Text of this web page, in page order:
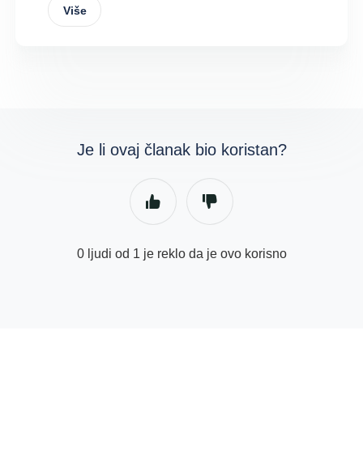
Više
Je li ovaj članak bio koristan?
0 ljudi od 1 je reklo da je ovo korisno